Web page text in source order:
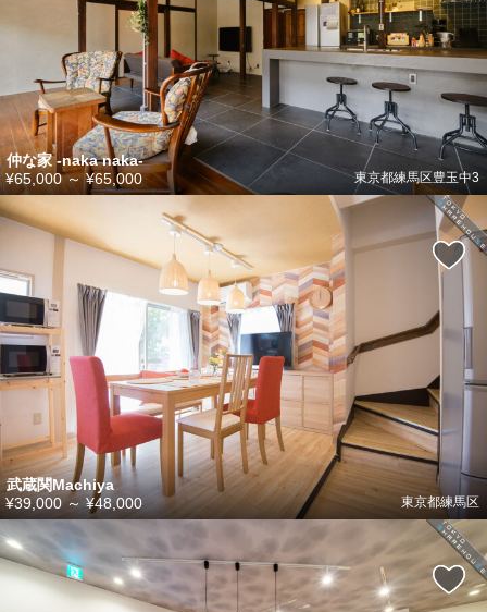
仲な家 -naka naka-
東京都練馬区豊玉中3
¥65,000～¥65,000
武蔵関Machiya
東京都練馬区
¥39,000～¥48,000